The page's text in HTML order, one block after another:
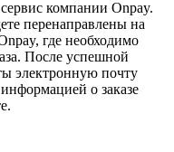
компании Onpay.
перенаправлены на
где необходимо
После успешной
электронную почту
о заказе